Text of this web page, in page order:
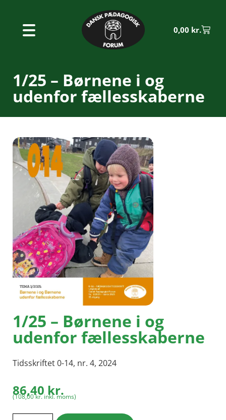
0,00 kr.
1/25 – Børnene i og
udenfor fællesskaberne
1/25 – Børnene i og
udenfor fællesskaberne
Tidsskriftet 0-14, nr. 4, 2024
86,40kr.
(108,00kr.inkl. moms)